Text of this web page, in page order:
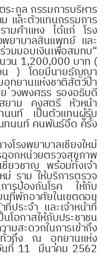
กรรมการบริหาร
ม และตัวแทนกรรมการ
รามคำแหง ได้แก่ โรง
พยาบาลสินแพทย์ และ
มอบเงินเพื่อสมทบ“
วน 1,200,000 บาท (
น ) โดยมีนายธัญญา
ทยานแห่งชาติสัตว์ป่า
วงพงศธร รองอธิบดี
ยาม คงสตรี หัวหน้า
นนท์ เป็นตัวแทนผู้รับ
ทนนท์ คนพันธ์อึด ครั้ง
พยาบาลเชียงใหม่
กหน่วยตรวจสุขภาพ
ยวชาญ พร้อมทั้งเจ้า
ม่ ราม ให้บริการตรวจ
ารป้องกันโรค ให้กับ
นที่พักอาศัยในเขตดอย
ประจำ และเจ้าหน้าที่
อกาสให้กับประชาชน
มสะดวกในการเข้าถึง
ทั่วถึง ณ อุทยานแห่ง
นที่ 11 มีนาคม 2562